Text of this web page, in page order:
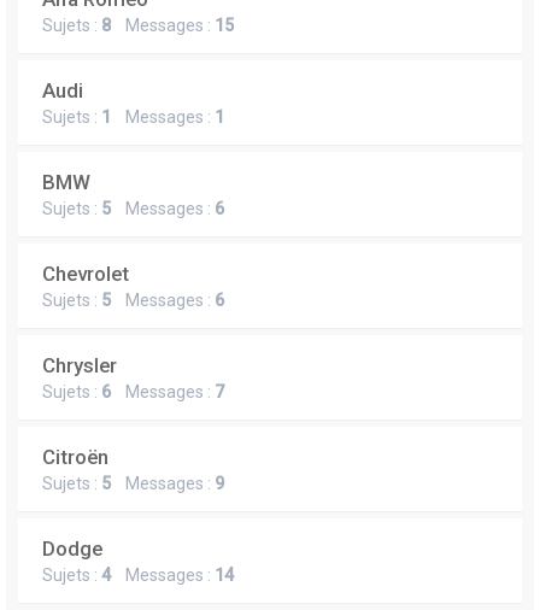
Sujets : 8 Messages : 15
Audi
Sujets : 1 Messages : 1
BMW
Sujets : 5 Messages : 6
Chevrolet
Sujets : 5 Messages : 6
Chrysler
Sujets : 6 Messages : 7
Citroën
Sujets : 5 Messages : 9
Dodge
Sujets : 4Messages : 14